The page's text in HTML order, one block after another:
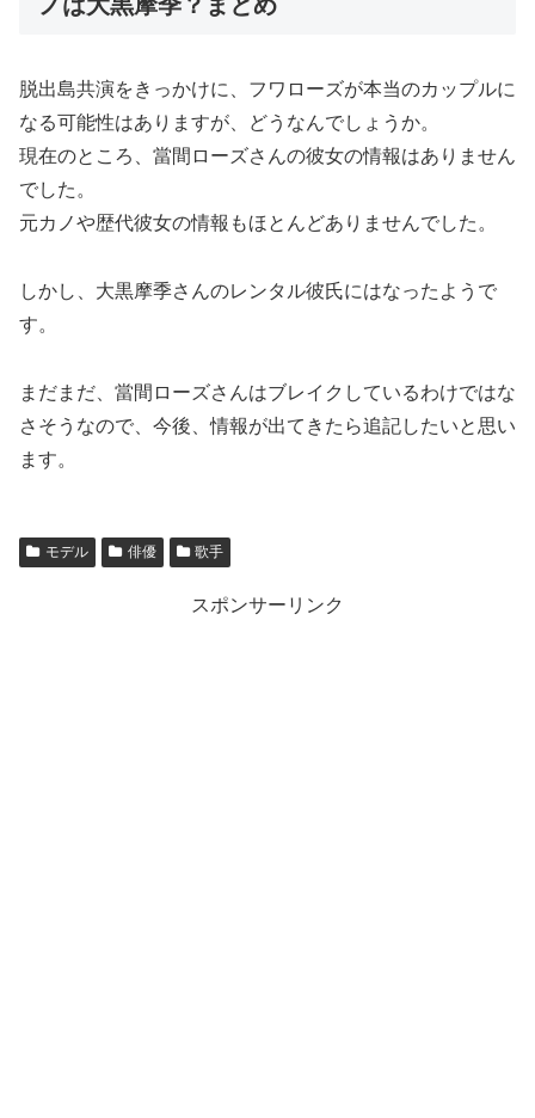
脱出島共演をきっかけに、フワローズが本当のカップルに
なる可能性はありますが、どうなんでしょうか。
現在のところ、當間ローズさんの彼女の情報はありません
でした。
元カノや歴代彼女の情報もほとんどありませんでした。
しかし、大黒摩季さんのレンタル彼氏にはなったようで
す。
まだまだ、當間ローズさんはブレイクしているわけではな
さそうなので、今後、情報が出てきたら追記したいと思い
ます。
モデル 俳優 歌手
スポンサーリンク